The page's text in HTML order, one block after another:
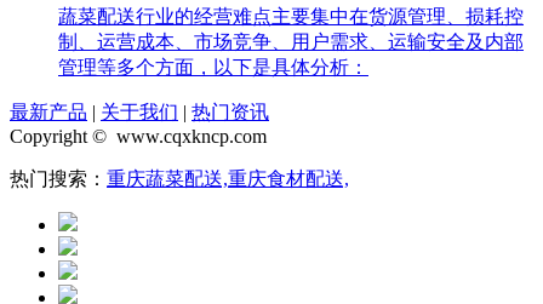
蔬菜配送行业的经营难点主要集中在货源管理、损耗控
制、运营成本、市场竞争、用户需求、运输安全及内部
管理等多个方面，以下是具体分析：
最新产品 | 关于我们 | 热门资讯
Copyright © www.cqxkncp.com
热门搜索： 重庆蔬菜配送,重庆食材配送,